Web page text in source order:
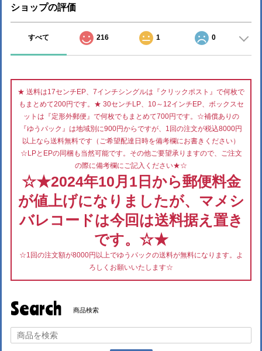
ショップの評価
すべて 216 1 0
★ 送料は17センチEP、7インチシングルは『クリックポスト』で何枚で
もまとめて200円です。★ 30センチLP、10～12インチEP、ボックスセ
ットは『定形外郵便』で何枚でもまとめて700円です。☆補償ありの
『ゆうパック』は地域別に900円からですが、1回の注文が税込8000円
以上なら送料無料です（ご希望配達日時を備考欄にお書きください）
☆LPとEPの同梱も当然可能です。その他ご要望承りますので、ご注文
の際に備考欄にご記入ください★☆
☆★2024年10月1日から郵便料金
が値上げになりましたが、マメシ
バレコードは今回は送料据え置き
です。☆★
☆1回の注文額が8000円以上でゆうパックの送料が無料になります。よ
ろしくお願いいたします☆
Search 商品検索